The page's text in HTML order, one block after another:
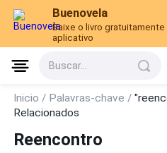
Buenovela
Baixe o livro gratuitamente
aplicativo
Buscar...
Inicio / Palavras-chave /
Relacionados
Reencontro